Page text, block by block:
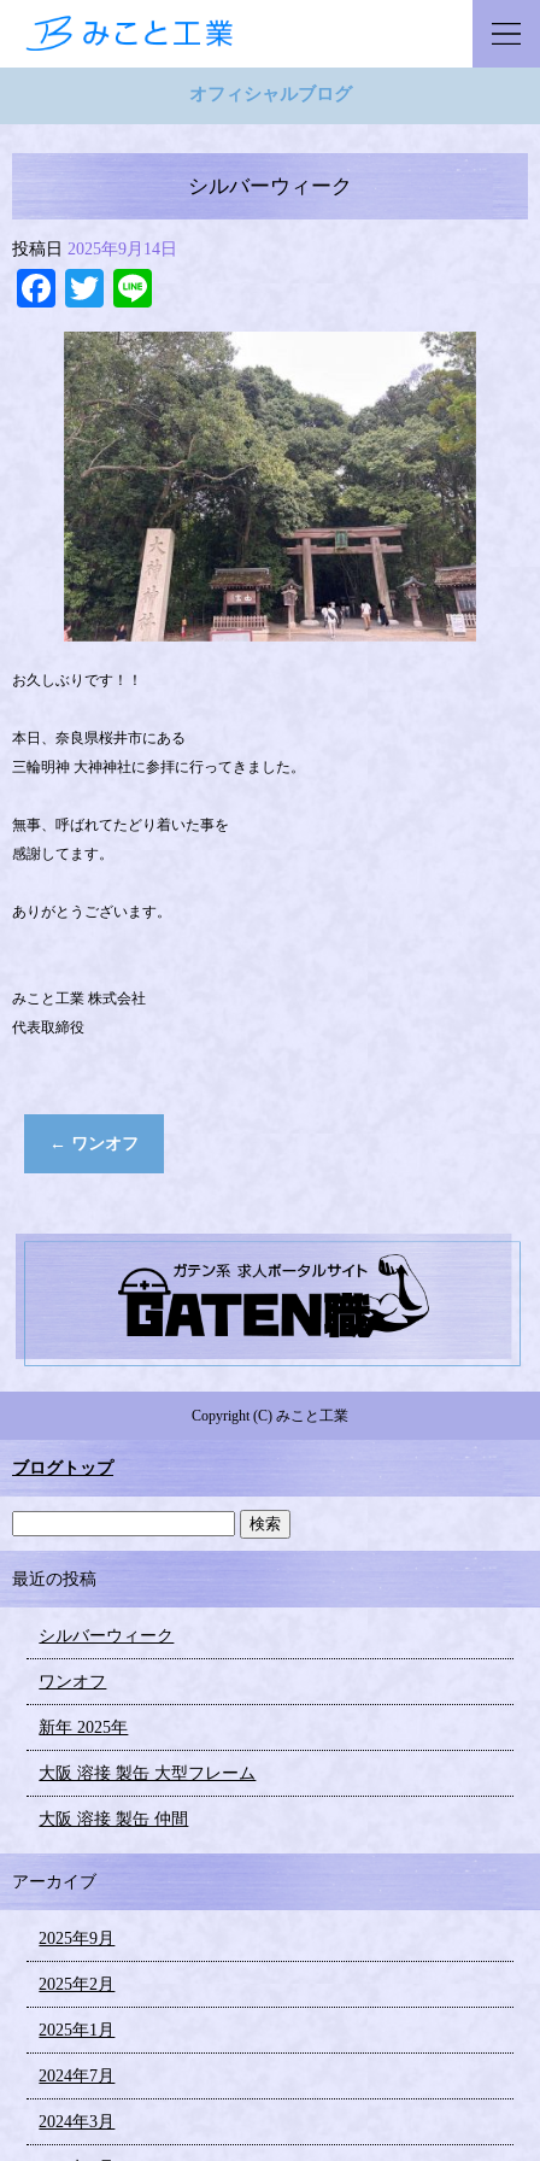
オフィシャルブログ
シルバーウィーク
投稿日 2025年9月14日
Facebook
Twitter
お久しぶりです！！
本日、奈良県桜井市にある
三輪明神 大神神社に参拝に行ってきました。
無事、呼ばれてたどり着いた事を
感謝してます。
ありがとうございます。
みこと工業 株式会社
代表取締役
← ワンオフ
Copyright (C) みこと工業
ブログトップ
最近の投稿
シルバーウィーク
ワンオフ
新年 2025年
大阪 溶接 製缶 大型フレーム
大阪 溶接 製缶 仲間
アーカイブ
2025年9月
2025年2月
2025年1月
2024年7月
2024年3月